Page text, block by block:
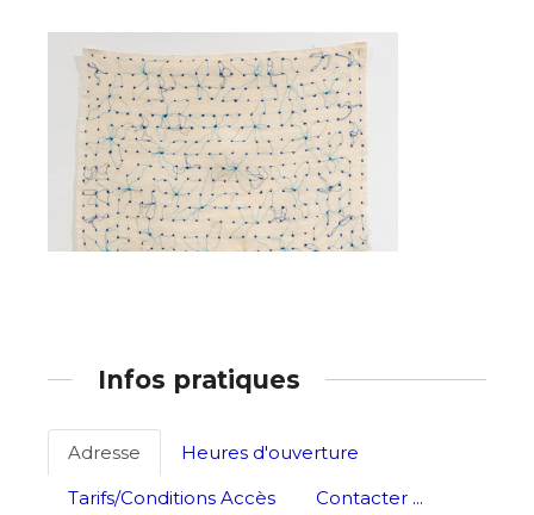
* Champ obligatoire
Prénom
Statut / Organisation
J'accepte lestermes et conditions
Infos pratiques
Adresse
Heures d'ouverture
Tarifs/Conditions Accès
Contacter ...